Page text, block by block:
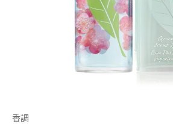
香調